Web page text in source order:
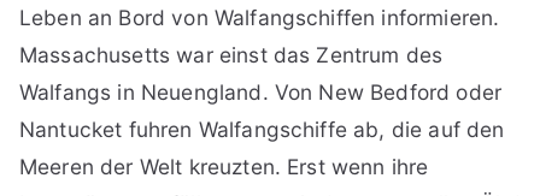
Leben an Bord von Walfangschiffen informieren.
Massachusetts war einst das Zentrum des
Walfangs in Neuengland. Von New Bedford oder
Nantucket fuhren Walfangschiffe ab, die auf den
Meeren der Welt kreuzten. Erst wenn ihre